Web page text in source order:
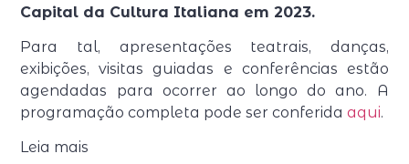
Capital da Cultura Italiana em 2023.
Para tal, apresentações teatrais, danças,
exibições, visitas guiadas e conferências estão
agendadas para ocorrer ao longo do ano. A
programação completa pode ser conferidaaqui.
Leia mais